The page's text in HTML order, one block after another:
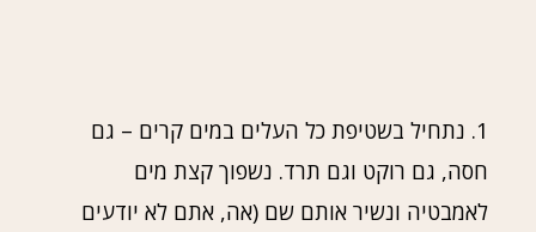
1. נתחיל בשטיפת כל העלים במים קרים – גם
חסה, גם רוקט וגם תרד. נשפוך קצת מים
לאמבטיה ונשיר אותם שם (אה, אתם לא יודעים